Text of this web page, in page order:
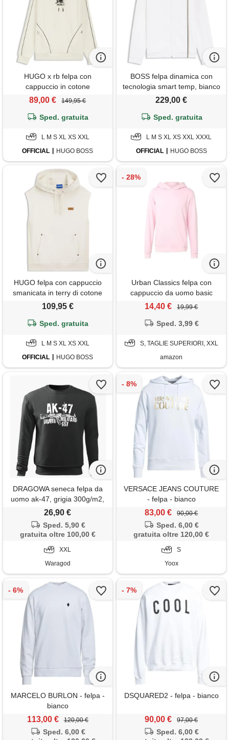
HUGO x rb felpa con
cappuccio in cotone
elasticizzato con logo toro,
89,00 € 149,95 €
Sped. gratuita
L M S XL XS XXL
OFFICIAL
HUGO BOSS
BOSS felpa dinamica con
tecnologia smart temp, bianco
229,00 €
Sped. gratuita
L M S XL XS XXL XXXL
OFFICIAL
HUGO BOSS
HUGO felpa con cappuccio
smanicata in terry di cotone
con targhetta con logo, colore
109,95 €
Sped. gratuita
L M S XL XS XXL
OFFICIAL
HUGO BOSS
Urban Classics felpa con
cappuccio da uomo basic
essential hoody, classica felpa
rosa morbido, xxl
14,40 € 19,99 €
Sped. 3,99 €
S, TAGLIE SUPERIORI, XXL
amazon
DRAGOWA seneca felpa da
uomo ak-47, grigia 300g/m2,
26,90 €
Sped. 5,90 €
gratuita oltre 100,00 €
XXL
Waragod
VERSACE JEANS COUTURE
- felpa - bianco
83,00 € 90,00 €
Sped. 6,00 €
gratuita oltre 120,00 €
S
Yoox
MARCELO BURLON - felpa -
bianco
113,00 € 120,00 €
Sped. 6,00 €
DSQUARED2 - felpa - bianco
90,00 € 97,00 €
Sped. 6,00 €